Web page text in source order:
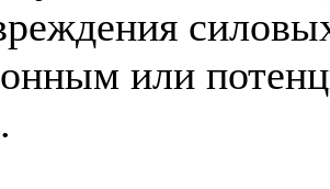
или